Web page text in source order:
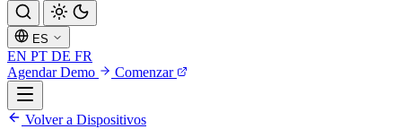
ES
EN PT DE FR
Agendar Demo
Comenzar
Volver a Dispositivos